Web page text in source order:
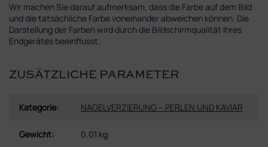
Wir machen Sie darauf aufmerksam, dass die Farbe auf dem Bild
und die tatsächliche Farbe voneinander abweichen können. Die
Darstellung der Farben wird durch die Bildschirmqualität Ihres
Endgerätes beeinflusst.
ZUSÄTZLICHE PARAMETER
Kategorie: NAGELVERZIERUNG – PERLEN UND KAVIAR
Gewicht: 0.01 kg